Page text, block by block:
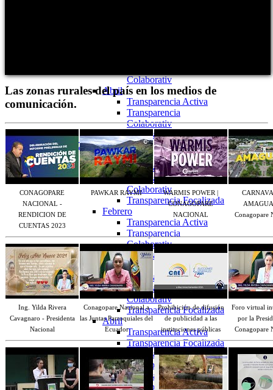
Colaborativ
Abril
Transparencia Activa
Transparencia
Colaborativ
Transparencia Focalizada
2025
Enero
Transparencia Activa
Transparencia
Colaborativ
Transparencia Focalizada
Febrero
Transparencia Activa
Transparencia
Colaborativ
Transparencia Focalizada
Marzo
Transparencia Activa
Transparencia
Colaborativ
Transparencia Focalizada
Abril
Transparencia Activa
Transparencia Focalizada
Transparencia
Colaborativ
Transparencia
Colaborativ
Las zonas rurales del país en los medios de
comunicación.
CONAGOPARE
NACIONAL -
RENDICION DE
CUENTAS 2023
PAWKAR RAYMI
WARMIS POWER |
CONAGOPARE
NACIONAL
Conagopare
Ing. Yilda Rivera
Cavagnaro - Presidenta
Nacional
Conagopare Nacional a
las Juntas Parroquiales del
Ecuador
Prohibición de difusión
de publicidad a las
instituciones públicas
Foro virtual
por la
Conagopare